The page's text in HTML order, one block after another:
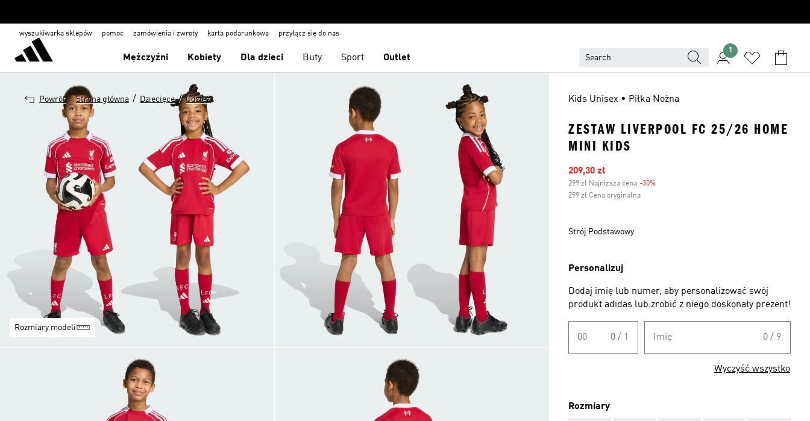
wyszukiwarka sklepów pomoc zamówienia i zwroty karta podarunkowa przyłącz się do nas
Mężczyźni Kobiety Dla dzieci Buty Sport Outlet
1
Powrót Strona główna / Dziecięce / Odzież
Rozmiary modeli
Kids Unisex • Piłka Nożna
ZESTAW LIVERPOOL FC 25/26 HOME
MINI KIDS
Ceny na wyprzedaży
209,30 zł
299 zł Najniższa cena -30%
299 zł Cena oryginalna
Strój Podstawowy
Personalizuj
Dodaj imię lub numer, aby personalizować swój
produkt adidas lub zrobić z niego doskonały prezent!
00 0 / 1 Imię 0 / 9
Wyczyść wszystko
Rozmiary